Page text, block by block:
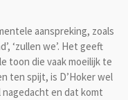
aanspreking, zoals
‘zullen we’. Het geeft
toon die vaak moeilijk te
ten spijt, is D’Hoker wel
en dat komt